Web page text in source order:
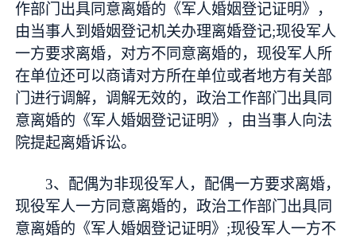
作部门出具同意离婚的《军人婚姻登记证明》，
由当事人到婚姻登记机关办理离婚登记;现役军人
一方要求离婚，对方不同意离婚的，现役军人所
在单位还可以商请对方所在单位或者地方有关部
门进行调解，调解无效的，政治工作部门出具同
意离婚的《军人婚姻登记证明》，由当事人向法
院提起离婚诉讼。
3、配偶为非现役军人，配偶一方要求离婚，
现役军人一方同意离婚的，政治工作部门出具同
意离婚的《军人婚姻登记证明》;现役军人一方不